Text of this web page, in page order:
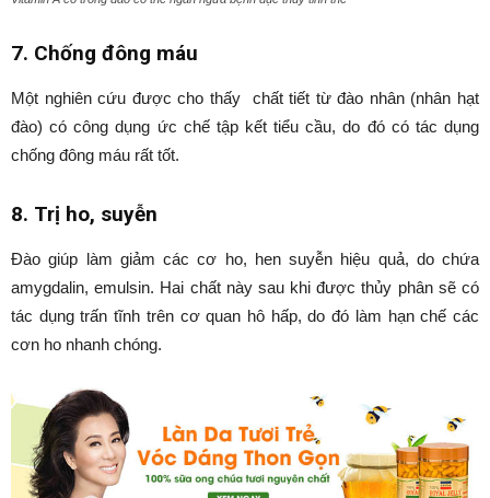
7. Chống đông máu
Một nghiên cứu được cho thấy chất tiết từ đào nhân (nhân hạt
đào) có công dụng ức chế tập kết tiểu cầu, do đó có tác dụng
chống đông máu rất tốt.
8. Trị ho, suyễn
Đào giúp làm giảm các cơ ho, hen suyễn hiệu quả, do chứa
amygdalin, emulsin. Hai chất này sau khi được thủy phân sẽ có
tác dụng trấn tĩnh trên cơ quan hô hấp, do đó làm hạn chế các
cơn ho nhanh chóng.